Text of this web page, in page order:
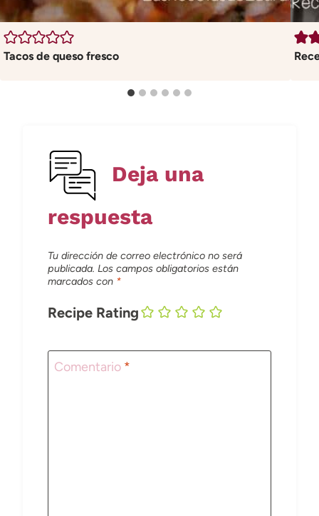
Tacos de queso fresco
Deja una
respuesta
Tu dirección de correo electrónico no será
publicada. Los campos obligatorios están
marcados con *
Recipe Rating
Comentario *